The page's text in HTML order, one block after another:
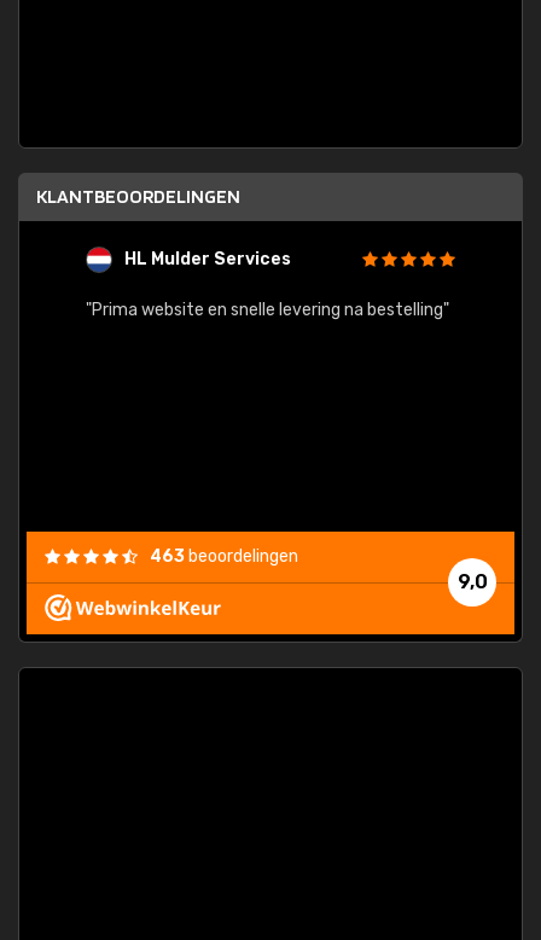
KLANTBEOORDELINGEN
HL Mulder Services
"Prima website en snelle levering na bestelling"
9,0
463 beoordelingen